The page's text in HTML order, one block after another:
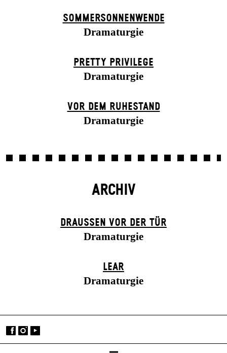
SOMMER­SONNEN­WENDE
Dramaturgie
PRETTY PRIVILEGE
Dramaturgie
VOR DEM RUHESTAND
Dramaturgie
ARCHIV
DRAUSSEN VOR DER TÜR
Dramaturgie
LEAR
Dramaturgie